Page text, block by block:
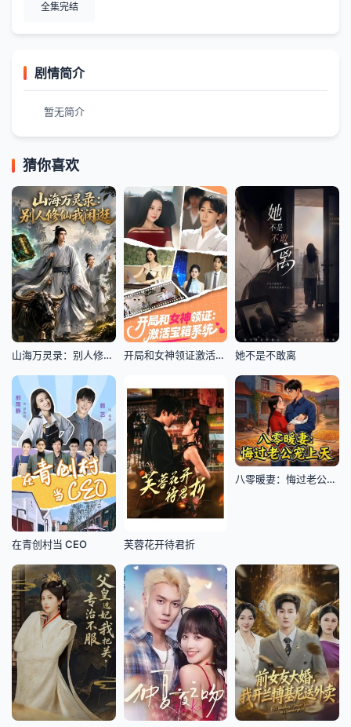
全集完结
剧情简介
暂无简介
猜你喜欢
山海万灵录：别人修仙我闲逛 开局和女神领证激活宝箱系统2025 她不是不敢离
在青创村当 CEO 芙蓉花开待君折
八零暖妻：悔过老公宠上天